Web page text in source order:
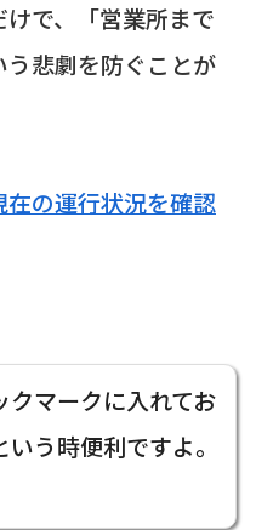
で、「営業所まで
悲劇を防ぐことが
の運行状況を確認
クマークに入れてお
う時便利ですよ。